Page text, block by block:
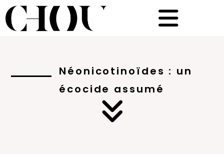
Néonicotinoïdes : un
écocide assumé